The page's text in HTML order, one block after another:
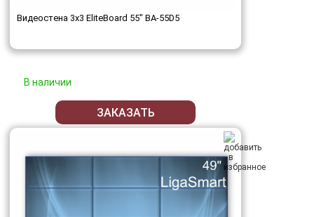
Видеостена 3x3 EliteBoard 55" BA-55D5
В наличии
ЗАКАЗАТЬ